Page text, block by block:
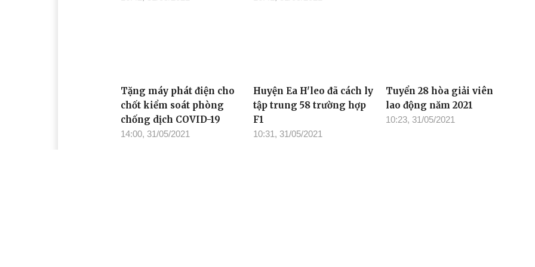
Tặng máy phát điện cho
chốt kiểm soát phòng
chống dịch COVID-19
14:00, 31/05/2021
Huyện Ea H'leo đã cách ly
tập trung 58 trường hợp
F1
10:31, 31/05/2021
Tuyển 28 hòa giải viên
lao động năm 2021
10:23, 31/05/2021